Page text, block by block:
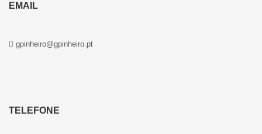
EMAIL
gpinheiro@gpinheiro.pt
TELEFONE